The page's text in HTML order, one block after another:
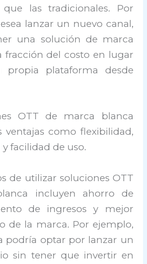
que las tradicionales. Por
lanzar un nuevo canal,
una solución de marca
fracción del costo en lugar
plataforma desde
OTT de marca blanca
ventajas como flexibilidad,
facilidad de uso.
de utilizar soluciones OTT
incluyen ahorro de
de ingresos y mejor
de la marca. Por ejemplo,
podría optar por lanzar un
sin tener que invertir en